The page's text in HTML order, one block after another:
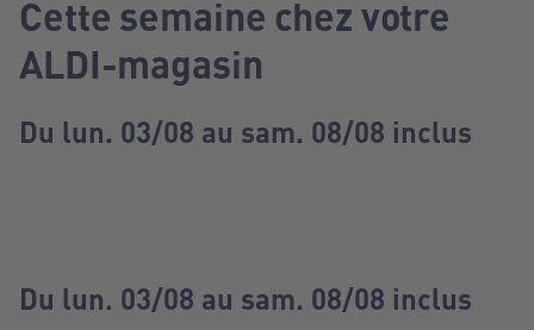
Cette semaine chez votre
ALDI-magasin
Du lun. 03/08 au sam. 08/08 inclus
Du lun. 03/08 au sam. 08/08 inclus